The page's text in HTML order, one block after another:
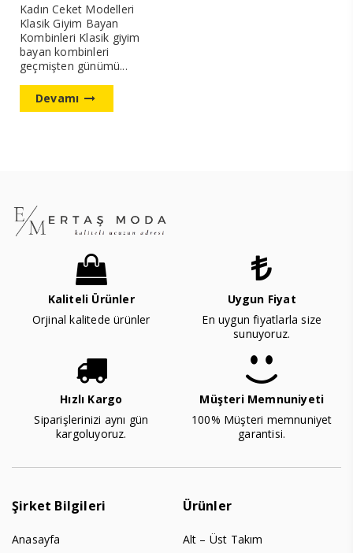
Kadın Ceket Modelleri
Klasik Giyim Bayan
Kombinleri Klasik giyim
bayan kombinleri
geçmişten günümü...
Devamı
Kaliteli Ürünler
Orjinal kalitede ürünler
Uygun Fiyat
En uygun fiyatlarla size
sunuyoruz.
Hızlı Kargo
Siparişlerinizi aynı gün
kargoluyoruz.
Müşteri Memnuniyeti
100% Müşteri memnuniyet
garantisi.
Şirket Bilgileri
Anasayfa
Ürünler
Alt – Üst Takım